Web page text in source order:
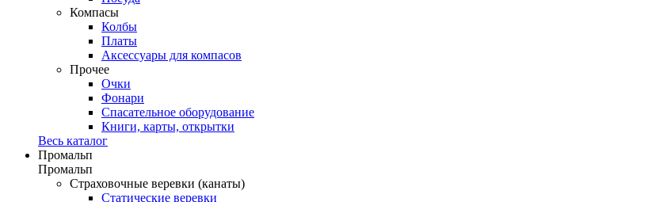
Компасы
Колбы
Платы
Аксессуары для компасов
Прочее
Очки
Фонари
Спасательное оборудование
Книги, карты, открытки
Весь каталог
Промальп
Промальп
Страховочные веревки (канаты)
Статические веревки